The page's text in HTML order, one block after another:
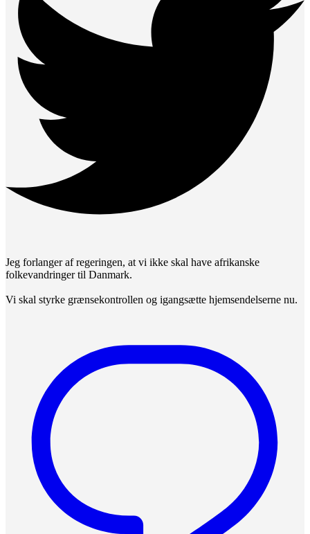
Jeg forlanger af regeringen, at vi ikke skal have afrikanske
folkevandringer til Danmark.
Vi skal styrke grænsekontrollen og igangsætte hjemsendelserne nu.